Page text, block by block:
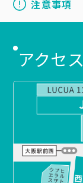
注意事項
アクセス